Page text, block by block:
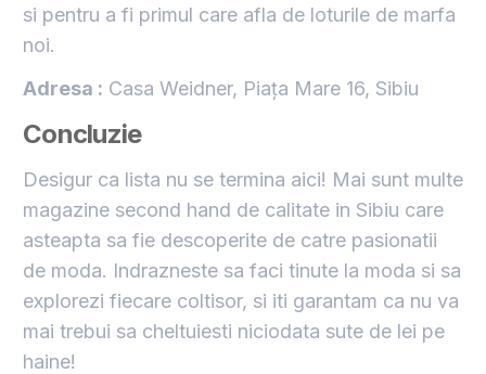
si pentru a fi primul care afla de loturile de marfa
noi.
Adresa : Casa Weidner, Piața Mare 16, Sibiu
Concluzie
Desigur ca lista nu se termina aici! Mai sunt multe
magazine second hand de calitate in Sibiu care
asteapta sa fie descoperite de catre pasionatii
de moda. Indrazneste sa faci tinute la moda si sa
explorezi fiecare coltisor, si iti garantam ca nu va
mai trebui sa cheltuiesti niciodata sute de lei pe
haine!